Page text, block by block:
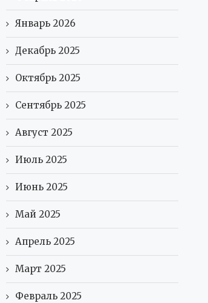
Январь 2026
Декабрь 2025
Октябрь 2025
Сентябрь 2025
Август 2025
Июль 2025
Июнь 2025
Май 2025
Апрель 2025
Март 2025
Февраль 2025